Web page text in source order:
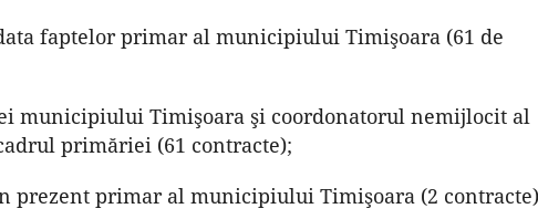
faptelor primar al municipiului Timişoara (61 de
municipiului Timişoara şi coordonatorul nemijlocit al
primăriei (61 contracte);
prezent primar al municipiului Timişoara (2